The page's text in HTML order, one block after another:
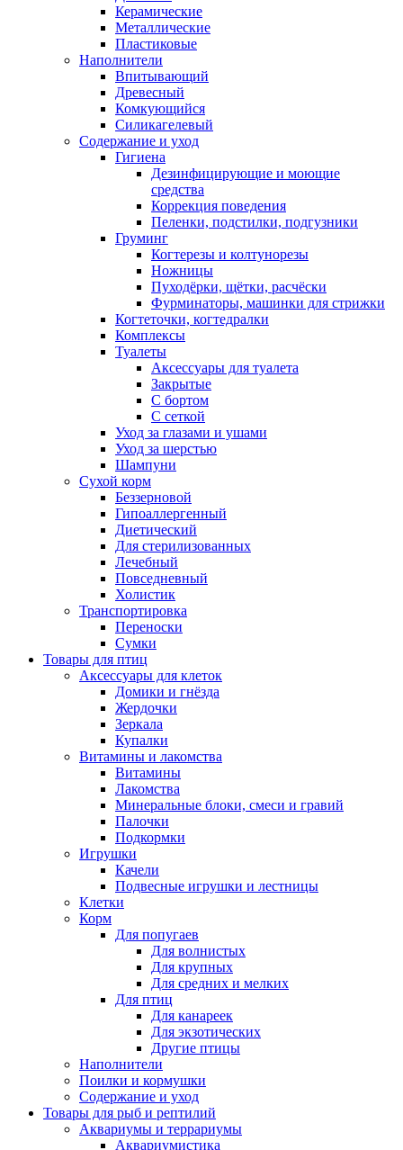
Керамические
Металлические
Пластиковые
Наполнители
Впитывающий
Древесный
Комкующийся
Силикагелевый
Содержание и уход
Гигиена
Дезинфицирующие и моющие
средства
Коррекция поведения
Пеленки, подстилки, подгузники
Груминг
Когтерезы и колтунорезы
Ножницы
Пуходёрки, щётки, расчёски
Фурминаторы, машинки для стрижки
Когтеточки, когтедралки
Комплексы
Туалеты
Аксессуары для туалета
Закрытые
С бортом
С сеткой
Уход за глазами и ушами
Уход за шерстью
Шампуни
Сухой корм
Беззерновой
Гипоаллергенный
Диетический
Для стерилизованных
Лечебный
Повседневный
Холистик
Транспортировка
Переноски
Сумки
Товары для птиц
Аксессуары для клеток
Домики и гнёзда
Жердочки
Зеркала
Купалки
Витамины и лакомства
Витамины
Лакомства
Минеральные блоки, смеси и гравий
Палочки
Подкормки
Игрушки
Качели
Подвесные игрушки и лестницы
Клетки
Корм
Для попугаев
Для волнистых
Для крупных
Для средних и мелких
Для птиц
Для канареек
Для экзотических
Другие птицы
Наполнители
Поилки и кормушки
Содержание и уход
Товары для рыб и рептилий
Аквариумы и террариумы
Аквариумистика